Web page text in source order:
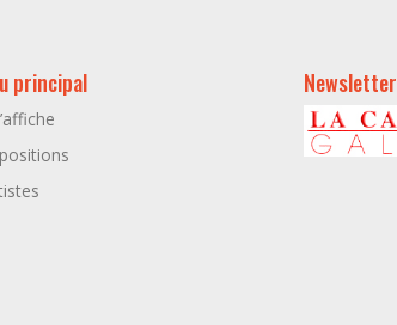
principal Newsletter